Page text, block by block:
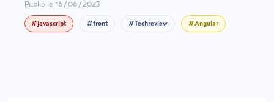
Publié le 16/06/2023
#javascript #front #Techreview #Angular